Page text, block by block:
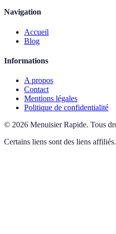
Navigation
Accueil
Blog
Informations
A propos
Contact
Mentions légales
Politique de confidentialité
© 2026 Menuisier Rapide. Tous
Certains liens sont des liens affiliés.